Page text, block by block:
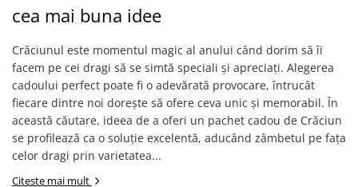
cea mai buna idee
Crăciunul este momentul magic al anului când dorim să îi
facem pe cei dragi să se simtă speciali și apreciați. Alegerea
cadoului perfect poate fi o adevărată provocare, întrucât
fiecare dintre noi dorește să ofere ceva unic și memorabil. În
această căutare, ideea de a oferi un pachet cadou de Crăciun
se profilează ca o soluție excelentă, aducând zâmbetul pe fața
celor dragi prin varietatea...
Citeste mai mult